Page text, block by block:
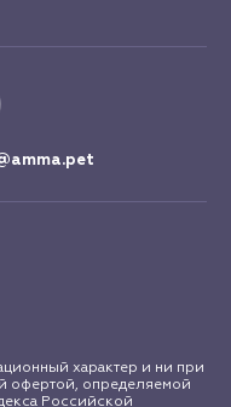
характер и ни при
офертой, определяемой
Российской